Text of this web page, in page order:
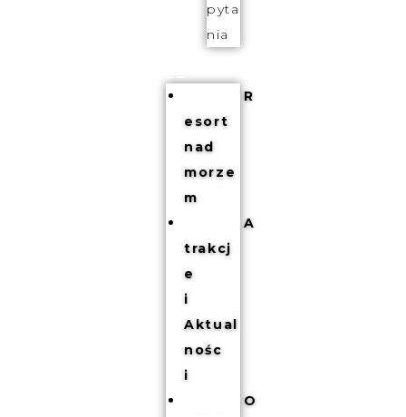
pyta
nia
R
esort
nad
morze
m
A
trakcj
e
i
Aktual
nośc
i
O